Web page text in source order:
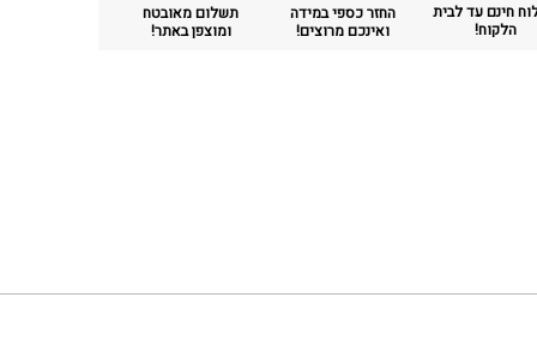
חינם עד לבית
הלקוח!
החזר כספי במידה
ואינכם מרוצים!
תשלום מאובטח
ומוצפן באתר!